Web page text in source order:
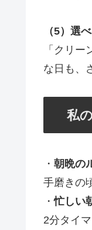
（5）選
「クリ
な日も、
私
・ 朝晩の
手磨きの
・忙しい
2分タイ